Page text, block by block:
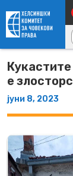
Skip to
е
јуни 8, 2023